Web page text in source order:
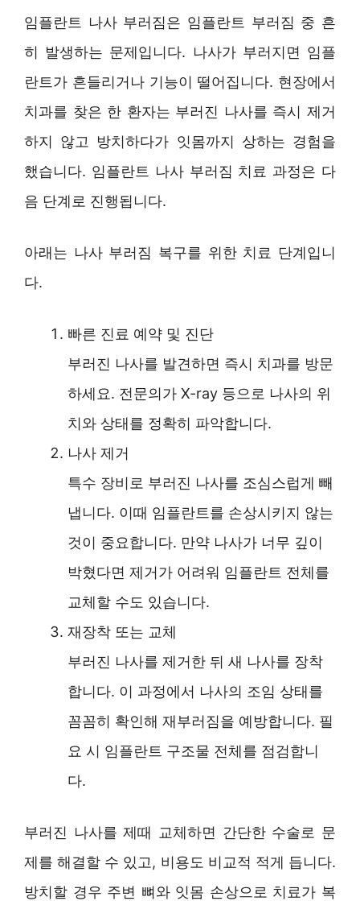
임플란트 나사 부러짐은 임플란트 부러짐 중 흔
히 발생하는 문제입니다. 나사가 부러지면 임플
란트가 흔들리거나 기능이 떨어집니다. 현장에서
치과를 찾은 한 환자는 부러진 나사를 즉시 제거
하지 않고 방치하다가 잇몸까지 상하는 경험을
했습니다. 임플란트 나사 부러짐 치료 과정은 다
음 단계로 진행됩니다.
아래는 나사 부러짐 복구를 위한 치료 단계입니
다.
빠른 진료 예약 및 진단
부러진 나사를 발견하면 즉시 치과를 방문
하세요. 전문의가 X-ray 등으로 나사의 위
치와 상태를 정확히 파악합니다.
나사 제거
특수 장비로 부러진 나사를 조심스럽게 빼
냅니다. 이때 임플란트를 손상시키지 않는
것이 중요합니다. 만약 나사가 너무 깊이
박혔다면 제거가 어려워 임플란트 전체를
교체할 수도 있습니다.
재장착 또는 교체
부러진 나사를 제거한 뒤 새 나사를 장착
합니다. 이 과정에서 나사의 조임 상태를
꼼꼼히 확인해 재부러짐을 예방합니다. 필
요 시 임플란트 구조물 전체를 점검합니
다.
부러진 나사를 제때 교체하면 간단한 수술로 문
제를 해결할 수 있고, 비용도 비교적 적게 듭니다.
방치할 경우 주변 뼈와 잇몸 손상으로 치료가 복